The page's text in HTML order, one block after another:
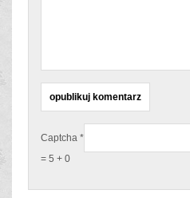
Captcha *
= 5 + 0